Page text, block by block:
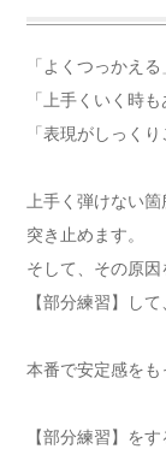
「よくつっかえる
「上手くいく時
「表現がしっく
上手く弾けない
突き止めます。
そして、その原
【部分練習】し
本番で安定感をも
【部分練習】を